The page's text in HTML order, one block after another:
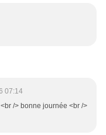
07:14
/> bonne journée <br />